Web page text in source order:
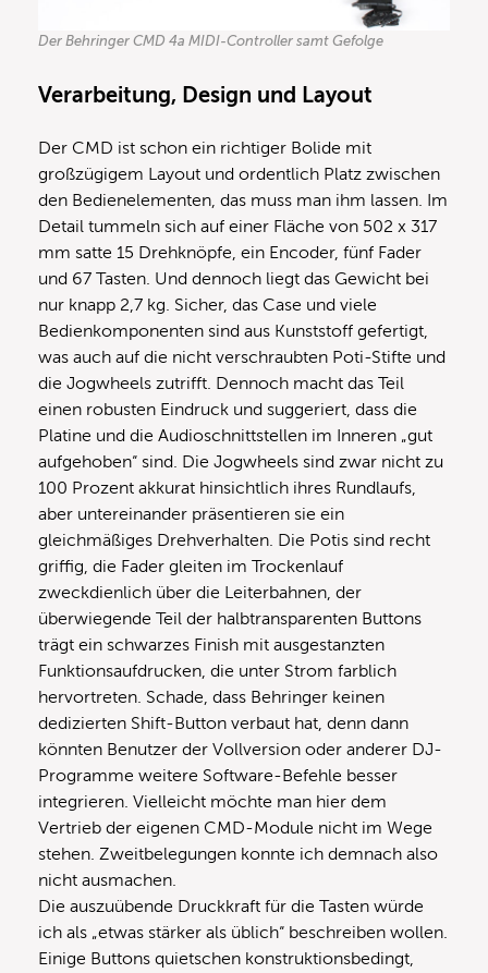
Der Behringer CMD 4a MIDI-Controller samt Gefolge
Verarbeitung, Design und Layout
Der CMD ist schon ein richtiger Bolide mit
großzügigem Layout und ordentlich Platz zwischen
den Bedienelementen, das muss man ihm lassen. Im
Detail tummeln sich auf einer Fläche von 502 x 317
mm satte 15 Drehknöpfe, ein Encoder, fünf Fader
und 67 Tasten. Und dennoch liegt das Gewicht bei
nur knapp 2,7 kg. Sicher, das Case und viele
Bedienkomponenten sind aus Kunststoff gefertigt,
was auch auf die nicht verschraubten Poti-Stifte und
die Jogwheels zutrifft. Dennoch macht das Teil
einen robusten Eindruck und suggeriert, dass die
Platine und die Audioschnittstellen im Inneren „gut
aufgehoben“ sind. Die Jogwheels sind zwar nicht zu
100 Prozent akkurat hinsichtlich ihres Rundlaufs,
aber untereinander präsentieren sie ein
gleichmäßiges Drehverhalten. Die Potis sind recht
griffig, die Fader gleiten im Trockenlauf
zweckdienlich über die Leiterbahnen, der
überwiegende Teil der halbtransparenten Buttons
trägt ein schwarzes Finish mit ausgestanzten
Funktionsaufdrucken, die unter Strom farblich
hervortreten. Schade, dass Behringer keinen
dedizierten Shift-Button verbaut hat, denn dann
könnten Benutzer der Vollversion oder anderer DJ-
Programme weitere Software-Befehle besser
integrieren. Vielleicht möchte man hier dem
Vertrieb der eigenen CMD-Module nicht im Wege
stehen. Zweitbelegungen konnte ich demnach also
nicht ausmachen.
Die auszuübende Druckkraft für die Tasten würde
ich als „etwas stärker als üblich“ beschreiben wollen.
Einige Buttons quietschen konstruktionsbedingt,